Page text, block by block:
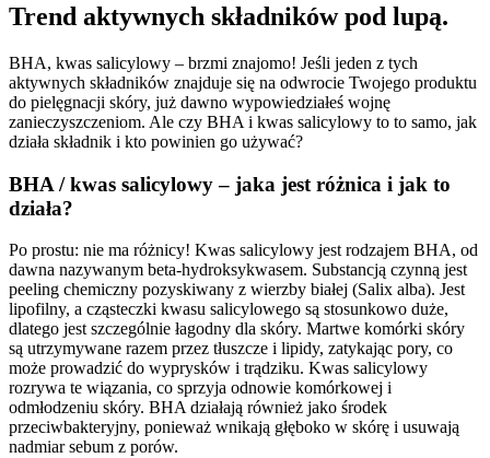
Trend aktywnych składników pod lupą.
BHA, kwas salicylowy – brzmi znajomo! Jeśli jeden z tych
aktywnych składników znajduje się na odwrocie Twojego produktu
do pielęgnacji skóry, już dawno wypowiedziałeś wojnę
zanieczyszczeniom. Ale czy BHA i kwas salicylowy to to samo, jak
działa składnik i kto powinien go używać?
BHA / kwas salicylowy – jaka jest różnica i jak to
działa?
Po prostu: nie ma różnicy! Kwas salicylowy jest rodzajem BHA, od
dawna nazywanym beta-hydroksykwasem. Substancją czynną jest
peeling chemiczny pozyskiwany z wierzby białej (Salix alba). Jest
lipofilny, a cząsteczki kwasu salicylowego są stosunkowo duże,
dlatego jest szczególnie łagodny dla skóry. Martwe komórki skóry
są utrzymywane razem przez tłuszcze i lipidy, zatykając pory, co
może prowadzić do wyprysków i trądziku. Kwas salicylowy
rozrywa te wiązania, co sprzyja odnowie komórkowej i
odmłodzeniu skóry. BHA działają również jako środek
przeciwbakteryjny, ponieważ wnikają głęboko w skórę i usuwają
nadmiar sebum z porów.